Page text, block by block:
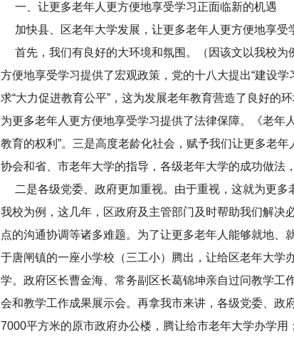
一、让更多老年人更方便地享受学习正面临新的机遇
加快县、区老年大学发展，让更多老年人更方便地享受
首先，我们有良好的大环境和氛围。（因该文以我校为
方便地享受学习提供了宏观政策，党的十八大提出“建设学
求“大力促进教育公平”，这为发展老年教育营造了良好的
为更多老年人更方便地享受学习提供了法律保障。《老年
教育的权利”。三是高度老龄化社会，赋予我们让更多老
协会和省、市老年大学的指导，各级老年大学的成功做法
二是各级党委、政府更加重视。由于重视，这就为更多
我校为例，这几年，区政府及主管部门及时帮助我们解决
点的沟通协调等诸多难题。为了让更多老年人能够就地
于唐闸镇的一座小学校（三工小）腾出，让给区老年大学
学。政府区长曹金海、常务副区长葛锦坤亲自过问教学工
会和教学工作成果展示会。再拿我市来讲，各级党委、政
7000平方米的原市政府办公楼，腾让给市老年大学办学